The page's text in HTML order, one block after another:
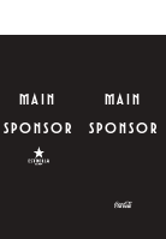
MAIN
SPONSOR
MAIN
SPONSOR